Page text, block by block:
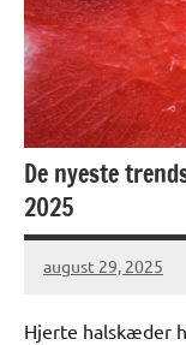
De nyeste
2025
august 29, 2025
Hjerte halskæder